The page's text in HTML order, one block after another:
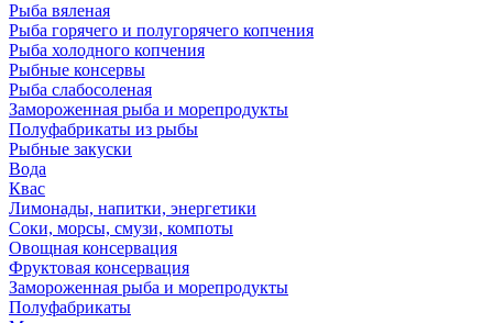
Рыба вяленая
Рыба горячего и полугорячего копчения
Рыба холодного копчения
Рыбные консервы
Рыба слабосоленая
Замороженная рыба и морепродукты
Полуфабрикаты из рыбы
Рыбные закуски
Вода
Квас
Лимонады, напитки, энергетики
Соки, морсы, смузи, компоты
Овощная консервация
Фруктовая консервация
Замороженная рыба и морепродукты
Полуфабрикаты